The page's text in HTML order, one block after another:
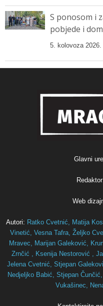
S ponosom i
pobjede i
5. kolovoza 2026.
Glavni
Web
Autori: Ratko Cvetnić, Matija
Vinetić, Vesna Tafra, Željko
Mravec, Marijan Galeković,
Zrnčić , Ksenija Nestorović ,
Jelena Cvetnić, Stjepan
Nedjeljko Babić, Stjepan Čunčić,
Vukašinec,